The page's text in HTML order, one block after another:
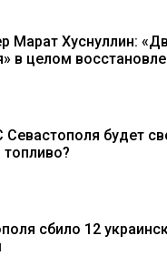
Марат Хуснуллин:
в целом
Севастополя будет
топливо?
сбило 12